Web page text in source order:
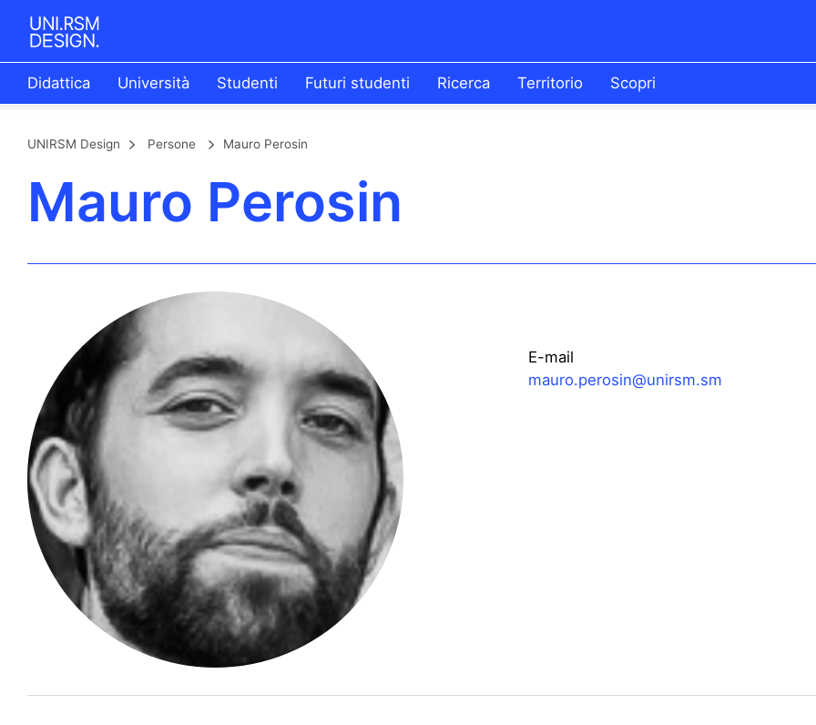
Didattica Università Studenti Futuri studenti Ricerca Territorio Scopri
UNIRSM Design Persone Mauro Perosin
Mauro Perosin
E-mail
mauro.perosin@unirsm.sm